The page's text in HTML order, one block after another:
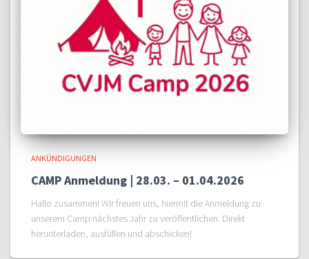
ANKÜNDIGUNGEN
CAMP Anmeldung | 28.03. – 01.04.2026
Hallo zusammen! Wir freuen uns, hiermit die Anmeldung zu
unserem Camp nächstes Jahr zu veröffentlichen. Direkt
herunterladen, ausfüllen und abschicken!